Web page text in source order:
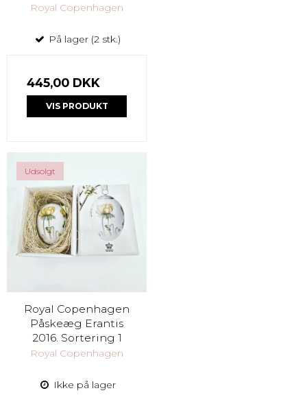
Royal Copenhagen
På lager (2 stk.)
445,00 DKK
VIS PRODUKT
Udsolgt
Royal Copenhagen
Påskeæg Erantis
2016. Sortering 1
Royal Copenhagen
Ikke på lager